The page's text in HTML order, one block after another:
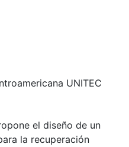
UNITEC
el diseño de un
la recuperación